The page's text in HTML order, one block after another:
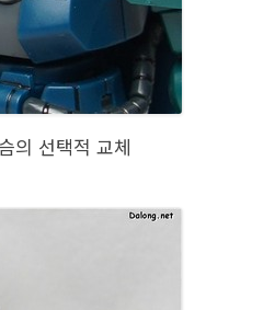
의 선택적 교체